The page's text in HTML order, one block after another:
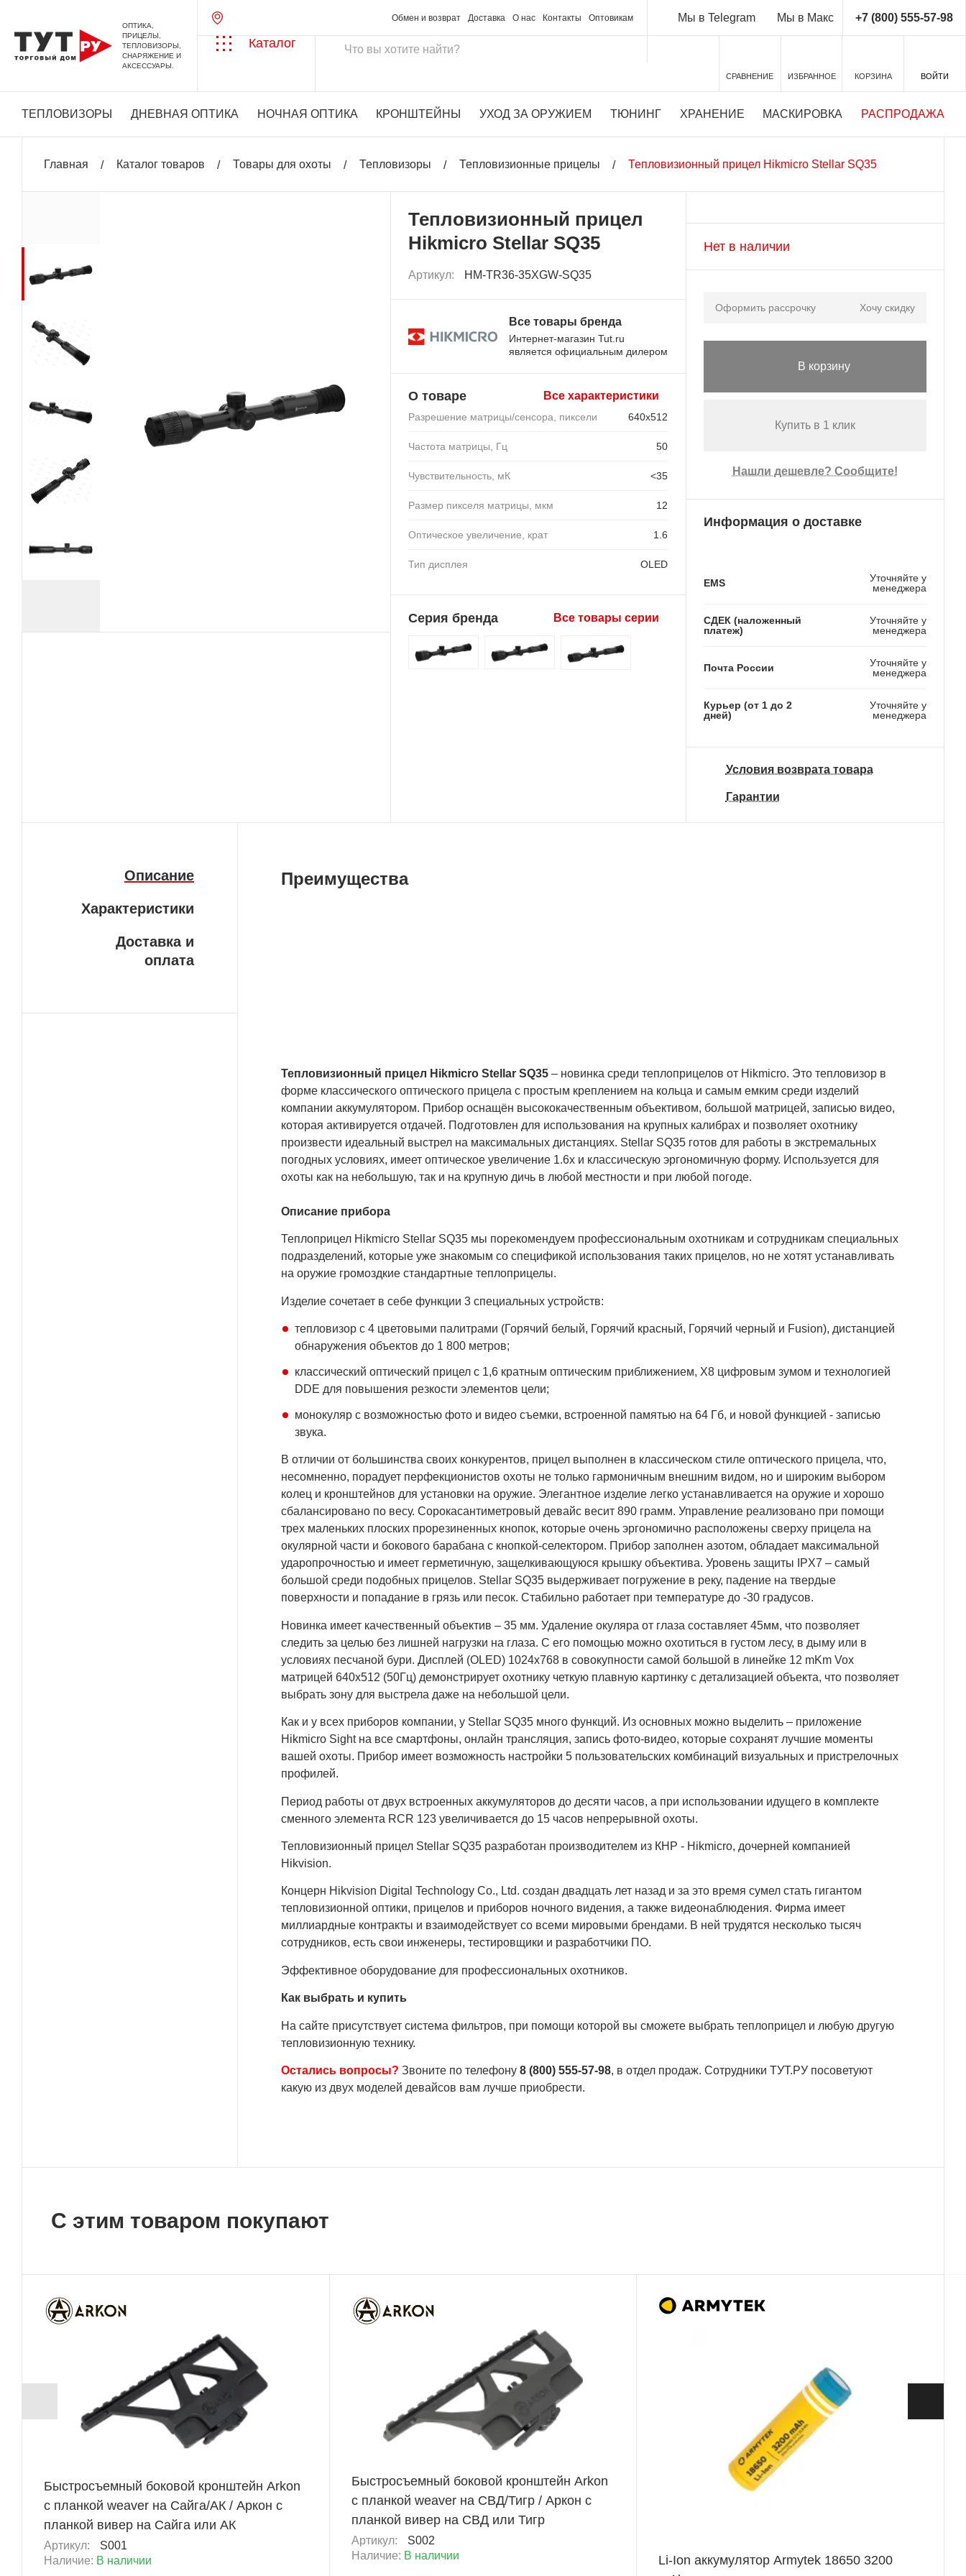
ОПТИКА,
ПРИЦЕЛЫ,
ТЕПЛОВИЗОРЫ,
СНАРЯЖЕНИЕ И
АКСЕССУАРЫ.
Обмен и возврат Доставка О нас Контакты Оптовикам Мы в Telegram Мы в Макс +7 (800) 555-57-98
Каталог
СРАВНЕНИЕ ИЗБРАННОЕ КОРЗИНА ВОЙТИ
ТЕПЛОВИЗОРЫ ДНЕВНАЯ ОПТИКА НОЧНАЯ ОПТИКА КРОНШТЕЙНЫ УХОД ЗА ОРУЖИЕМ ТЮНИНГ ХРАНЕНИЕ МАСКИРОВКА РАСПРОДАЖА
Главная Каталог товаров Товары для охоты Тепловизоры Тепловизионные прицелы Тепловизионный прицел Hikmicro Stellar SQ35
Тепловизионный прицел
Hikmicro Stellar SQ35
Артикул: HM-TR36-35XGW-SQ35
Все товары бренда
Интернет-магазин Tut.ru
является официальным дилером
О товаре Все характеристики
Разрешение матрицы/сенсора, пиксели 640x512
Частота матрицы, Гц 50
Чувствительность, мК <35
Размер пикселя матрицы, мкм 12
Оптическое увеличение, крат 1.6
Тип дисплея OLED
Серия бренда Все товары серии
Нет в наличии
Оформить рассрочку Хочу скидку
В корзину
Купить в 1 клик
Нашли дешевле? Сообщите!
Информация о доставке
EMS
Уточняйте у
менеджера
СДЕК (наложенный
платеж)
Уточняйте у
менеджера
Почта России
Уточняйте у
менеджера
Курьер (от 1 до 2
дней)
Уточняйте у
менеджера
Условия возврата товара
Гарантии
Описание
Характеристики
Доставка и
оплата
Преимущества
Тепловизионный прицел Hikmicro Stellar SQ35 – новинка среди теплоприцелов от Hikmicro. Это тепловизор в
форме классического оптического прицела с простым креплением на кольца и самым емким среди изделий
компании аккумулятором. Прибор оснащён высококачественным объективом, большой матрицей, записью видео,
которая активируется отдачей. Подготовлен для использования на крупных калибрах и позволяет охотнику
произвести идеальный выстрел на максимальных дистанциях. Stellar SQ35 готов для работы в экстремальных
погодных условиях, имеет оптическое увеличение 1.6х и классическую эргономичную форму. Используется для
охоты как на небольшую, так и на крупную дичь в любой местности и при любой погоде.
Описание прибора
Теплоприцел Hikmicro Stellar SQ35 мы порекомендуем профессиональным охотникам и сотрудникам специальных
подразделений, которые уже знакомым со спецификой использования таких прицелов, но не хотят устанавливать
на оружие громоздкие стандартные теплоприцелы.
Изделие сочетает в себе функции 3 специальных устройств:
тепловизор с 4 цветовыми палитрами (Горячий белый, Горячий красный, Горячий черный и Fusion), дистанцией
обнаружения объектов до 1 800 метров;
классический оптический прицел с 1,6 кратным оптическим приближением, Х8 цифровым зумом и технологией
DDE для повышения резкости элементов цели;
монокуляр с возможностью фото и видео съемки, встроенной памятью на 64 Гб, и новой функцией - записью
звука.
В отличии от большинства своих конкурентов, прицел выполнен в классическом стиле оптического прицела, что,
несомненно, порадует перфекционистов охоты не только гармоничным внешним видом, но и широким выбором
колец и кронштейнов для установки на оружие. Элегантное изделие легко устанавливается на оружие и хорошо
сбалансировано по весу. Сорокасантиметровый девайс весит 890 грамм. Управление реализовано при помощи
трех маленьких плоских прорезиненных кнопок, которые очень эргономично расположены сверху прицела на
окулярной части и бокового барабана с кнопкой-селектором. Прибор заполнен азотом, обладает максимальной
ударопрочностью и имеет герметичную, защелкивающуюся крышку объектива. Уровень защиты IPX7 – самый
большой среди подобных прицелов. Stellar SQ35 выдерживает погружение в реку, падение на твердые
поверхности и попадание в грязь или песок. Стабильно работает при температуре до -30 градусов.
Новинка имеет качественный объектив – 35 мм. Удаление окуляра от глаза составляет 45мм, что позволяет
следить за целью без лишней нагрузки на глаза. С его помощью можно охотиться в густом лесу, в дыму или в
условиях песчаной бури. Дисплей (OLED) 1024х768 в совокупности самой большой в линейке 12 mKm Vox
матрицей 640х512 (50Гц) демонстрирует охотнику четкую плавную картинку с детализацией объекта, что позволяет
выбрать зону для выстрела даже на небольшой цели.
Как и у всех приборов компании, у Stellar SQ35 много функций. Из основных можно выделить – приложение
Hikmicro Sight на все смартфоны, онлайн трансляция, запись фото-видео, которые сохранят лучшие моменты
вашей охоты. Прибор имеет возможность настройки 5 пользовательских комбинаций визуальных и пристрелочных
профилей.
Период работы от двух встроенных аккумуляторов до десяти часов, а при использовании идущего в комплекте
сменного элемента RCR 123 увеличивается до 15 часов непрерывной охоты.
Тепловизионный прицел Stellar SQ35 разработан производителем из КНР - Hikmicro, дочерней компанией
Hikvision.
Концерн Hikvision Digital Technology Co., Ltd. создан двадцать лет назад и за это время сумел стать гигантом
тепловизионной оптики, прицелов и приборов ночного видения, а также видеонаблюдения. Фирма имеет
миллиардные контракты и взаимодействует со всеми мировыми брендами. В ней трудятся несколько тысяч
сотрудников, есть свои инженеры, тестировщики и разработчики ПО.
Эффективное оборудование для профессиональных охотников.
Как выбрать и купить
На сайте присутствует система фильтров, при помощи которой вы сможете выбрать теплоприцел и любую другую
тепловизионную технику.
Остались вопросы? Звоните по телефону 8 (800) 555-57-98, в отдел продаж. Сотрудники ТУТ.РУ посоветуют
какую из двух моделей девайсов вам лучше приобрести.
С этим товаром покупают
Быстросъемный боковой кронштейн Arkon
с планкой weaver на Сайга/АК / Аркон с
планкой вивер на Сайга или АК
Артикул:
S001
Наличие: В наличии
+ 483 Б
Быстросъемный боковой кронштейн Arkon
с планкой weaver на СВД/Тигр / Аркон с
планкой вивер на СВД или Тигр
Артикул:
S002
Наличие: В наличии
Li-Ion аккумулятор Armytek 18650 3200